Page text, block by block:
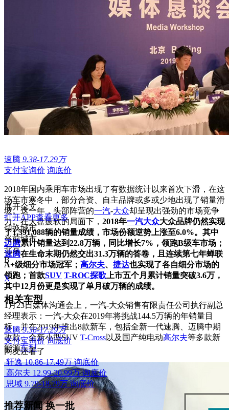
速腾 9.38-17.29万
支付宝询价 询底价
2018年国内乘用车市场出现了有数据统计以来首次下滑，在这
场车市寒冬中，部分合资、自主品牌或多或少地出现了销量滑
坡。这一年，头部阵营的一汽-大众却呈现出强劲的市场竞争
力。在大盘疲软的局面下， 2018年一汽大众大众品牌仍然实现
了1,391,088辆的销量成绩，市场份额逆势上涨至6.0%。其中
迈腾累计销量达到22.8万辆，同比增长7%，领跑B级车市场；
速腾在生命末期仍然交出31.3万辆的答卷，且连续第七年蝉联
A+级细分市场冠军； 高尔夫、 捷达也实现了各自细分市场的
领跑；首款SUV T-ROC探歌 上市五个月累计销量突破3.6万，
其中12月份更是实现了单月破万辆的成绩。
1月23日媒体沟通会上，一汽-大众销售有限责任公司执行副总
经理表示：一汽-大众在2019年将挑战144.5万辆的年销量目
标，并在2019年推出8款新车，包括全新一代速腾、迈腾中期
改款、全新小型SUV T-Cross以及国产纯电动高尔夫等多款新
能源车型。
展开全文
打开APP查看更多
切换城市
当前城市
北京
B
X
相关车型
速腾 9.38-17.29万
支付宝询价 询底价
网友还看了
轩逸 10.86-17.49万 询底价
高尔夫 12.99-20.99万 询底价
思域 9.79-18.79万 询底价
推荐新闻换一批